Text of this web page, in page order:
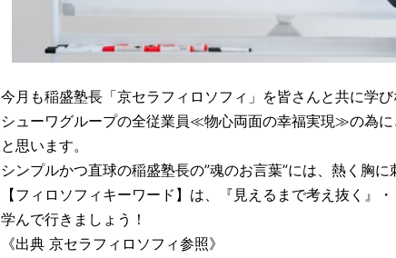
今月も稲盛塾長「京セラフィロソフィ」を皆さんと共に学び
シューワグループの全従業員≪物心両面の幸福実現≫の為
と思います。
シンプルかつ直球の稲盛塾長の”魂のお言葉”には、熱く胸に
【フィロソフィキーワード】は、『見えるまで考え抜く』
学んで行きましょう！
《出典 京セラフィロソフィ参照》